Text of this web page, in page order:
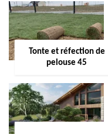
Tonte et réfection de
pelouse 45